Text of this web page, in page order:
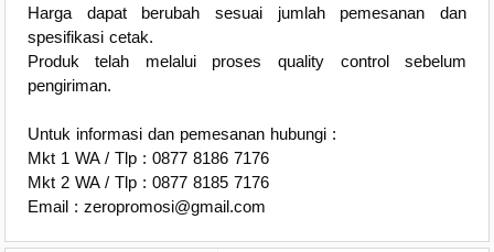
Harga dapat berubah sesuai jumlah pemesanan dan
spesifikasi cetak.
Produk telah melalui proses quality control sebelum
pengiriman.
Untuk informasi dan pemesanan hubungi :
Mkt 1 WA / Tlp : 0877 8186 7176
Mkt 2 WA / Tlp : 0877 8185 7176
Email : zeropromosi@gmail.com